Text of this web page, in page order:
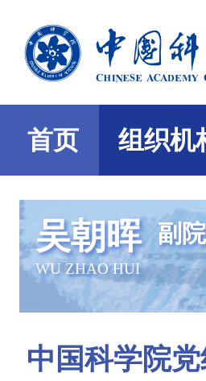
首页 组织机
吴朝晖
WU ZHAO HUI
副
中国科学院